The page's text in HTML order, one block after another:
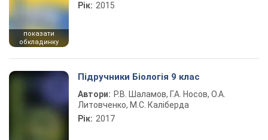
показати
обкладинку
Рік: 2015
Підручники Біологія 9 клас
Автори: Р.В. Шаламов, Г.А. Носов, О.А.
Литовченко, М.С. Каліберда
Рік: 2017